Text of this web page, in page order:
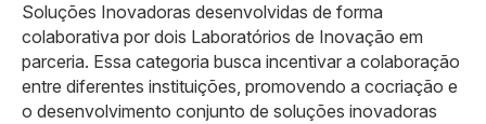
Soluções Inovadoras desenvolvidas de forma
colaborativa por dois Laboratórios de Inovação em
parceria. Essa categoria busca incentivar a colaboração
entre diferentes instituições, promovendo a cocriação e
o desenvolvimento conjunto de soluções inovadoras